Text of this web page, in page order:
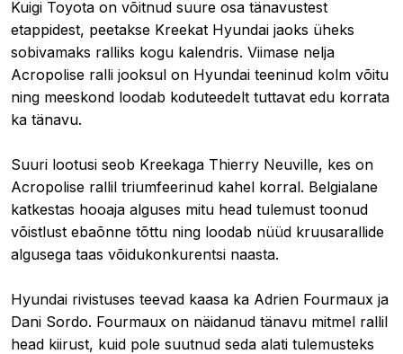
Kuigi Toyota on võitnud suure osa tänavustest
etappidest, peetakse Kreekat Hyundai jaoks üheks
sobivamaks ralliks kogu kalendris. Viimase nelja
Acropolise ralli jooksul on Hyundai teeninud kolm võitu
ning meeskond loodab koduteedelt tuttavat edu korrata
ka tänavu.
Suuri lootusi seob Kreekaga Thierry Neuville, kes on
Acropolise rallil triumfeerinud kahel korral. Belgialane
katkestas hooaja alguses mitu head tulemust toonud
võistlust ebaõnne tõttu ning loodab nüüd kruusarallide
algusega taas võidukonkurentsi naasta.
Hyundai rivistuses teevad kaasa ka Adrien Fourmaux ja
Dani Sordo. Fourmaux on näidanud tänavu mitmel rallil
head kiirust, kuid pole suutnud seda alati tulemusteks